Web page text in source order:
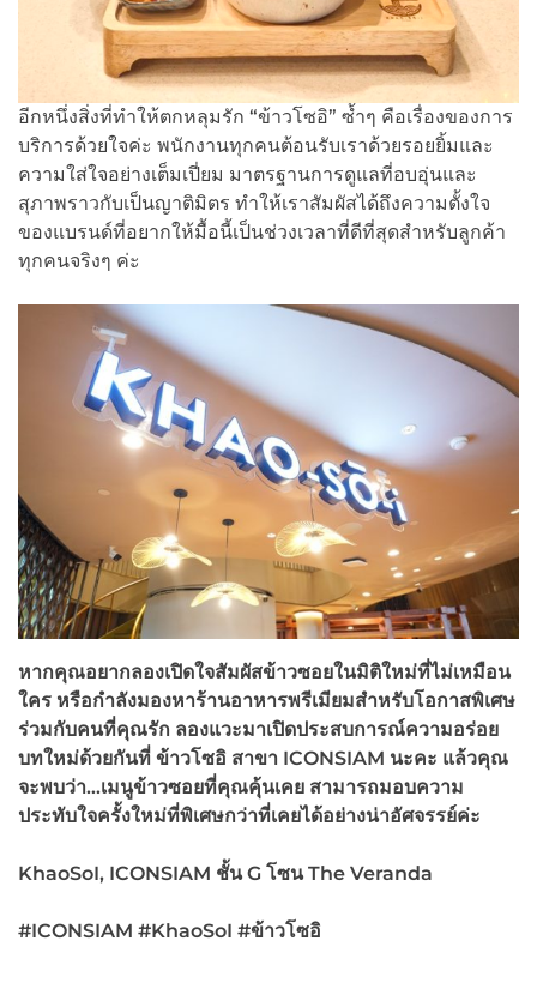
อีกหนึ่งสิ่งที่ทำให้ตกหลุมรัก “ข้าวโซอิ” ซ้ำๆ คือเรื่องของการ
บริการด้วยใจค่ะ พนักงานทุกคนต้อนรับเราด้วยรอยยิ้มและ
ความใส่ใจอย่างเต็มเปี่ยม มาตรฐานการดูแลที่อบอุ่นและ
สุภาพราวกับเป็นญาติมิตร ทำให้เราสัมผัสได้ถึงความตั้งใจ
ของแบรนด์ที่อยากให้มื้อนี้เป็นช่วงเวลาที่ดีที่สุดสำหรับลูกค้า
ทุกคนจริงๆ ค่ะ
หากคุณอยากลองเปิดใจสัมผัสข้าวซอยในมิติใหม่ที่ไม่เหมือน
ใคร หรือกำลังมองหาร้านอาหารพรีเมียมสำหรับโอกาสพิเศษ
ร่วมกับคนที่คุณรัก ลองแวะมาเปิดประสบการณ์ความอร่อย
บทใหม่ด้วยกันที่ ข้าวโซอิ สาขา ICONSIAM นะคะ แล้วคุณ
จะพบว่า…เมนูข้าวซอยที่คุณคุ้นเคย สามารถมอบความ
ประทับใจครั้งใหม่ที่พิเศษกว่าที่เคยได้อย่างน่าอัศจรรย์ค่ะ
KhaoSoI, ICONSIAM ชั้น G โซน The Veranda
#ICONSIAM #KhaoSoI #ข้าวโซอิ